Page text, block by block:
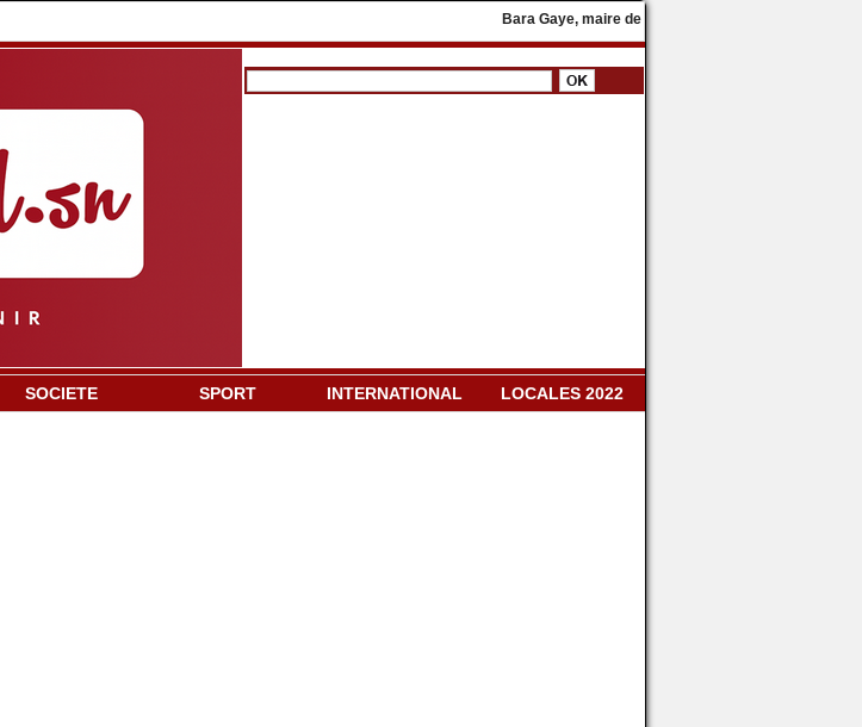
Bara Gaye, maire de Yeumbeul, rejoint le parti
SOCIETE SPORT INTERNATIONAL LOCALES 2022